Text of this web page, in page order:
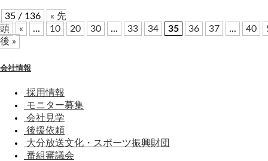
35 / 136
« 先
頭
« ... 10 20 30 ... 33 34 35 36 37 ... 40
後 »
会社情報
採用情報
モニター募集
会社見学
後援依頼
大分放送文化・スポーツ振興財団
番組審議会